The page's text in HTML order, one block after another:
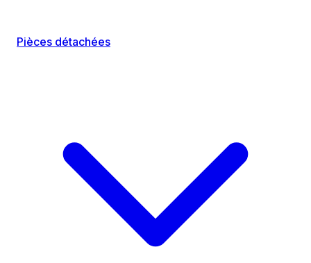
Pièces détachées